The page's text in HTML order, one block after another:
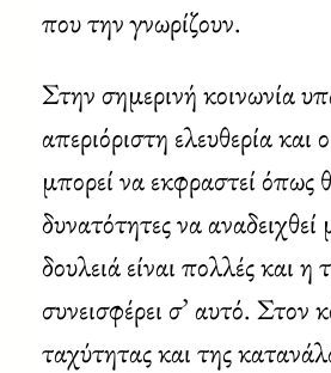
που την γνωρίζουν.
Στην σημερινή κοινωνία
απεριόριστη ελευθερία και
μπορεί να εκφραστεί όπως
δυνατότητες να αναδειχθεί
δουλειά είναι πολλές και η
συνεισφέρει σ’ αυτό. Στον
ταχύτητας και της